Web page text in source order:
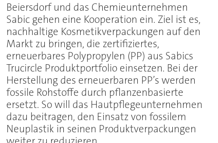
Beiersdorf und das Chemieunternehmen
Sabic gehen eine Kooperation ein. Ziel ist es,
nachhaltige Kosmetikverpackungen auf den
Markt zu bringen, die zertifiziertes,
erneuerbares Polypropylen (PP) aus Sabics
Trucircle Produktportfolio einsetzen. Bei der
Herstellung des erneuerbaren PP’s werden
fossile Rohstoffe durch pflanzenbasierte
ersetzt. So will das Hautpflegeunternehmen
dazu beitragen, den Einsatz von fossilem
Neuplastik in seinen Produktverpackungen